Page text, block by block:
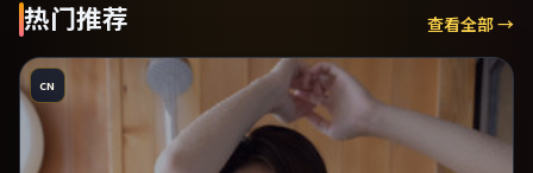
热门推荐 查看全部 →
CN